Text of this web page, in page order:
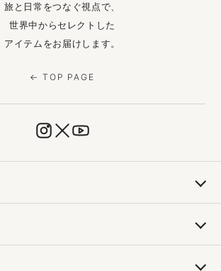
旅と日常をつなぐ視点で、
世界中からセレクトした
アイテムをお届けします。
← TOP PAGE